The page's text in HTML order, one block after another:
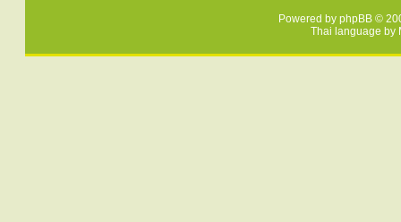
Powered by phpBB ©
Thai language by